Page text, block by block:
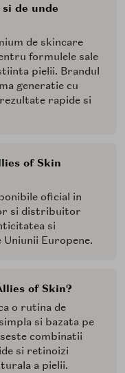
de unde
de skincare
formulele sale
pielii. Brandul
generatie cu
rapide si
of Skin
oficial in
si distribuitor
si
Europene.
of Skin?
o rutina de
si bazata pe
combinatii
si retinoizi
a pielii.